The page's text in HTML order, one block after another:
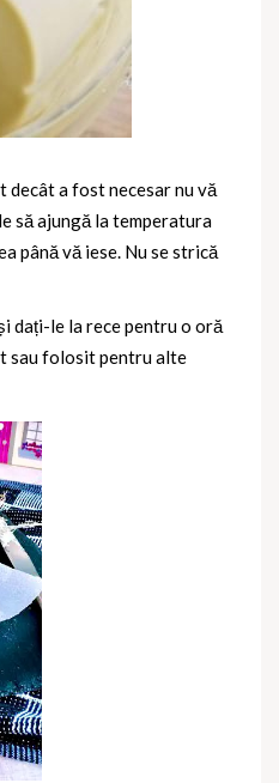
decât a fost necesar nu vă
să ajungă la temperatura
până vă iese. Nu se strică
dați-le la rece pentru o oră
sau folosit pentru alte